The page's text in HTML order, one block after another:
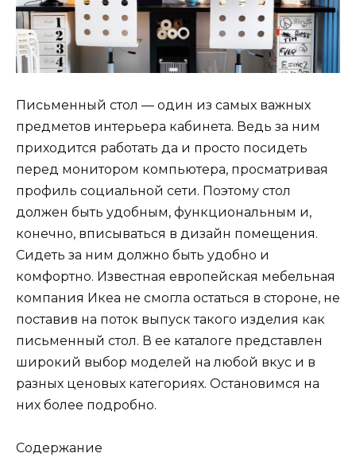
Письменный стол — один из самых важных
предметов интерьера кабинета. Ведь за ним
приходится работать да и просто посидеть
перед монитором компьютера, просматривая
профиль социальной сети. Поэтому стол
должен быть удобным, функциональным и,
конечно, вписываться в дизайн помещения.
Сидеть за ним должно быть удобно и
комфортно. Известная европейская мебельная
компания Икеа не смогла остаться в стороне, не
поставив на поток выпуск такого изделия как
письменный стол. В ее каталоге представлен
широкий выбор моделей на любой вкус и в
разных ценовых категориях. Остановимся на
них более подробно.
Содержание